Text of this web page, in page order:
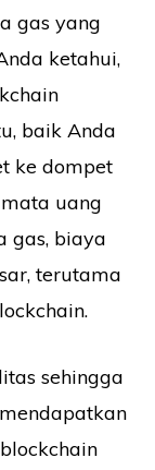
gas yang
ketahui,
baik Anda
ke dompet
uang
gas, biaya
terutama
sehingga